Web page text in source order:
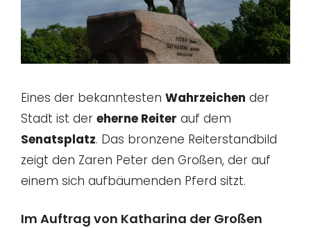
Eines der bekanntesten Wahrzeichen der
Stadt ist der eherne Reiter auf dem
Senatsplatz. Das bronzene Reiterstandbild
zeigt den Zaren Peter den Großen, der auf
einem sich aufbäumenden Pferd sitzt.
Im Auftrag von Katharina der Großen